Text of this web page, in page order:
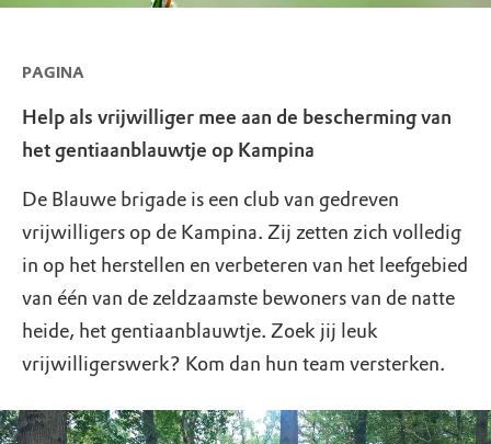
PAGINA
Help als vrijwilliger mee aan de bescherming van
het gentiaanblauwtje op Kampina
De Blauwe brigade is een club van gedreven
vrijwilligers op de Kampina. Zij zetten zich volledig
in op het herstellen en verbeteren van het leefgebied
van één van de zeldzaamste bewoners van de natte
heide, het gentiaanblauwtje. Zoek jij leuk
vrijwilligerswerk? Kom dan hun team versterken.